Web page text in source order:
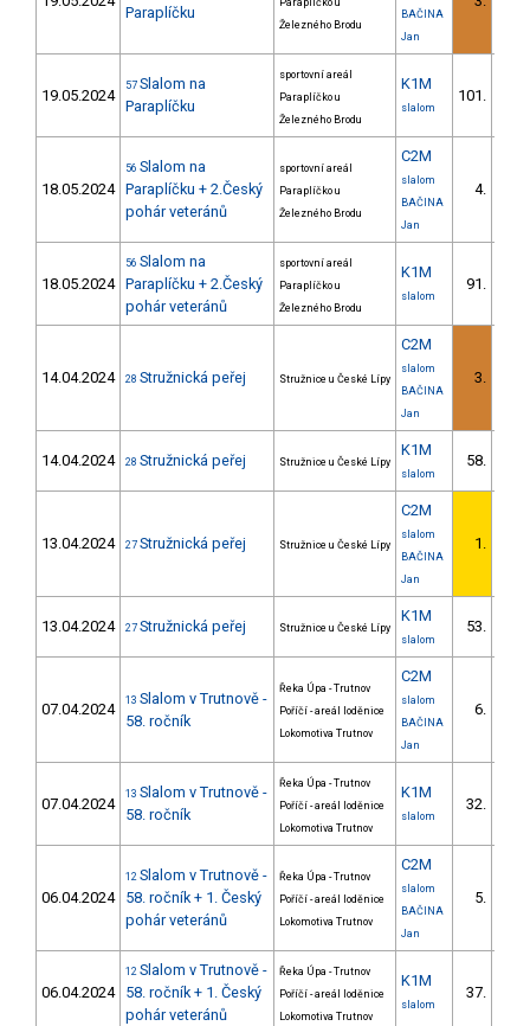
Paraplíčku
Paraplíčko u
Železného Brodu
BAČINA
Jan
19.05.2024
57 Slalom na
Paraplíčku
sportovní areál
Paraplíčko u
Železného Brodu
K1M
slalom
101.
18.05.2024
56 Slalom na
Paraplíčku + 2.Český
pohár veteránů
sportovní areál
Paraplíčko u
Železného Brodu
C2M
slalom
BAČINA
Jan
4.
18.05.2024
56 Slalom na
Paraplíčku + 2.Český
pohár veteránů
sportovní areál
Paraplíčko u
Železného Brodu
K1M
slalom
91.
14.04.2024 28 Stružnická peřej Stružnice u České Lípy
C2M
slalom
BAČINA
Jan
3.
14.04.2024 28 Stružnická peřej Stružnice u České Lípy
K1M
slalom
58.
13.04.2024 27 Stružnická peřej Stružnice u České Lípy
C2M
slalom
BAČINA
Jan
1.
13.04.2024 27 Stružnická peřej Stružnice u České Lípy
K1M
slalom
53.
07.04.2024 13 Slalom v Trutnově -
58. ročník
Řeka Úpa - Trutnov
Poříčí - areál loděnice
Lokomotiva Trutnov
C2M
slalom
BAČINA
Jan
6.
07.04.2024
13 Slalom v Trutnově -
58. ročník
Řeka Úpa - Trutnov
Poříčí - areál loděnice
Lokomotiva Trutnov
K1M
slalom
32.
06.04.2024
12 Slalom v Trutnově -
58. ročník + 1. Český
pohár veteránů
Řeka Úpa - Trutnov
Poříčí - areál loděnice
Lokomotiva Trutnov
C2M
slalom
BAČINA
Jan
5.
06.04.2024
12 Slalom v Trutnově -
58. ročník + 1. Český
pohár veteránů
Řeka Úpa - Trutnov
Poříčí - areál loděnice
Lokomotiva Trutnov
K1M
slalom
37.